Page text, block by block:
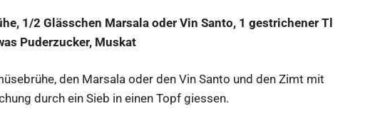
1/2 Glässchen Marsala oder Vin Santo, 1 gestrichener Tl
Puderzucker, Muskat
den Marsala oder den Vin Santo und den Zimt mit
durch ein Sieb in einen Topf giessen.